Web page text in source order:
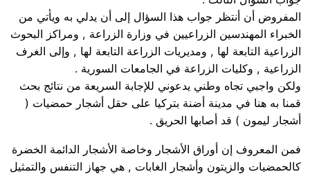
المفروض أن أنتظر جواب هذا السؤال إلى أن يدلي به ويأتي من
الخبراء المهندسين الزراعيين في وزارة الزراعة , ومراكز البحوث
الزراعية التابعة لها , ومديريات الزراعة التابعة لها , وإلى الغرف
الزراعية , وكليات الزراعة في الجامعات السورية .
ولكن واجبي تجاه وطني يدعوني للإجابة السريعة من نتائج بحث
قمنا به هنا في مدينة أضنة بتركيا على حقل أشجار حمضيات (
أشجار ليمون ) قد أصابها الحريق .
فمن المعروف إن أوراق الأشجار وخاصة الأشجار الدائمة الخضرة
كالحمضيات والزيتون وأشجار الغابات , هي جهاز التنفس والتمثيل